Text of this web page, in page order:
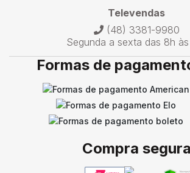
Televendas
(48) 3381-9980
Segunda a sexta das 8h às
Formas de
Compra segura